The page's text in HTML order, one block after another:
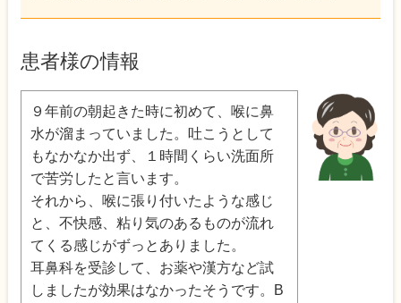
患者様の情報
９年前の朝起きた時に初めて、喉に鼻
水が溜まっていました。吐こうとして
もなかなか出ず、１時間くらい洗面所
で苦労したと言います。
それから、喉に張り付いたような感じ
と、不快感、粘り気のあるものが流れ
てくる感じがずっとありました。
耳鼻科を受診して、お薬や漢方など試
しましたが効果はなかったそうです。B